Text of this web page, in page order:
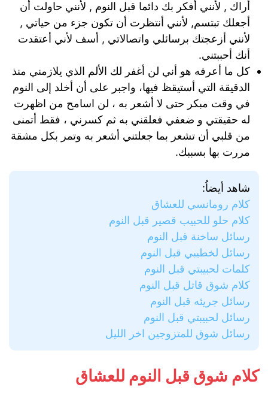
أراك , لأنني أفكر بك دائما قبل النوم , لأنني حاولت أن
أجعلك تبتسم, لأنني أنتظرت أن تكون جزء من حياتي ,
لأنني أزعجتك برسائلي واتصالاتي , أسف لأني أعتقدت
أنك أحببتني.
كل ما أعرفه هو أني لن أغفر لك الألم الذي يلازمني منذ
الدقيقة التي أستيقظ فيها، واجبر على أن أخلد إلى النوم
في وقت مبكر حتى لا أشعر به ، لن اسامح من اظهرت
له حقيقتي و ضعفي فعلقني به ثم كسرني ، فقط أتمنى
من قلبي أن تشعر بما جعلتني أشعر به وتمر بكل مشقة
مررت بها بسببك.
شاهد أيضاُ:
كلام رومانسي للعشاق
كلام حلو للحبيب قصير قبل النوم
رسائل ساخنة قبل النوم
رسائل لخطيبي قبل النوم
كلمات لحبيبتي قبل النوم
كلام شوق قاتل قبل النوم
رسائل جريئه قبل النوم
رسائل لحبيبتي قبل النوم
رسائل شوق للمتزوجين اخر الليل
كلام شوق قبل النوم للعشاق